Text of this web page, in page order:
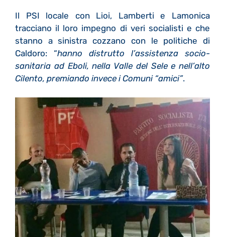
Il PSI locale con Lioi, Lamberti e Lamonica
tracciano il loro impegno di veri socialisti e che
stanno a sinistra cozzano con le politiche di
Caldoro: “hanno distrutto l’assistenza socio-
sanitaria ad Eboli, nella Valle del Sele e nell’alto
Cilento, premiando invece i Comuni “amici”.